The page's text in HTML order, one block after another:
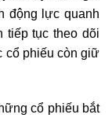
động lực quanh
tiếp tục theo dõi
cổ phiếu còn giữ
cổ phiếu bắt